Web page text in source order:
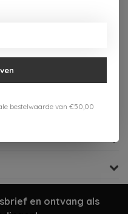
op over dit product
en ontvang als
bestelwaarde van €50,00